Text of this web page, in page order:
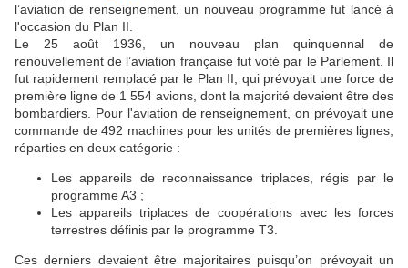
l’aviation de renseignement, un nouveau programme fut lancé à
l'occasion du Plan II.
Le 25 août 1936, un nouveau plan quinquennal de
renouvellement de l’aviation française fut voté par le Parlement. Il
fut rapidement remplacé par le Plan II, qui prévoyait une force de
première ligne de 1 554 avions, dont la majorité devaient être des
bombardiers. Pour l'aviation de renseignement, on prévoyait une
commande de 492 machines pour les unités de premières lignes,
réparties en deux catégorie :
Les appareils de reconnaissance triplaces, régis par le
programme A3 ;
Les appareils triplaces de coopérations avec les forces
terrestres définis par le programme T3.
Ces derniers devaient être majoritaires puisqu’on prévoyait un